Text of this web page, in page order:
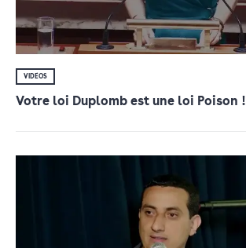
VIDÉOS
Votre loi Duplomb est une loi Poison !